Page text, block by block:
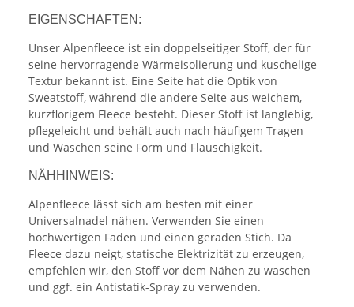
EIGENSCHAFTEN:
Unser Alpenfleece ist ein doppelseitiger Stoff, der für
seine hervorragende Wärmeisolierung und kuschelige
Textur bekannt ist. Eine Seite hat die Optik von
Sweatstoff, während die andere Seite aus weichem,
kurzflorigem Fleece besteht. Dieser Stoff ist langlebig,
pflegeleicht und behält auch nach häufigem Tragen
und Waschen seine Form und Flauschigkeit.
NÄHHINWEIS:
Alpenfleece lässt sich am besten mit einer
Universalnadel nähen. Verwenden Sie einen
hochwertigen Faden und einen geraden Stich. Da
Fleece dazu neigt, statische Elektrizität zu erzeugen,
empfehlen wir, den Stoff vor dem Nähen zu waschen
und ggf. ein Antistatik-Spray zu verwenden.